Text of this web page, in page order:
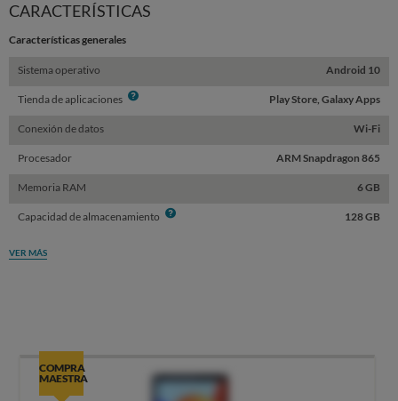
CARACTERÍSTICAS
Características generales
Sistema operativo Android 10
Tienda de aplicaciones Info Play Store, Galaxy Apps
Conexión de datos Wi-Fi
Procesador ARM Snapdragon 865
Memoria RAM 6 GB
Capacidad de almacenamiento Info 128 GB
VER MÁS
COMPRA
MAESTRA